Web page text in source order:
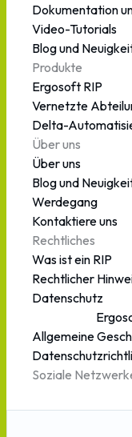
Dokumentation
Video-Tutorials
Blog und
Produkte
Ergosoft RIP
Vernetzte
Delta-
Über uns
Über uns
Blog und
Werdegang
Kontaktiere uns
Rechtliches
Was ist ein RIP
Rechtlicher
Datenschutz
Allgemeine
Soziale